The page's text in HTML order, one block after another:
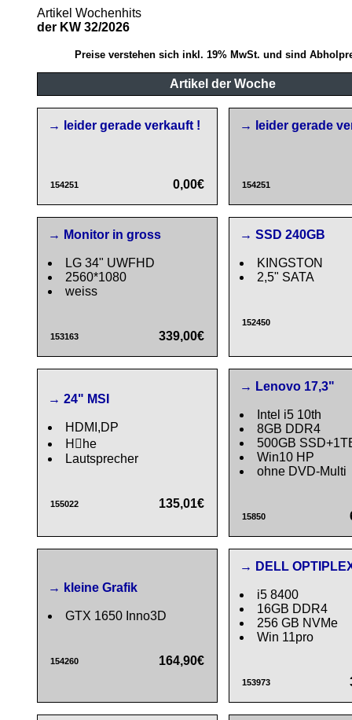
Artikel Wochenhits
der KW 32/2026
Preise verstehen sich inkl. 19% MwSt. und sind
Artikel der Woche
→ leider gerade verkauft !
154251 0,00€
→ leider gerade
154251
→ Monitor in gross
LG 34" UWFHD
2560*1080
weiss
153163 339,00€
→ SSD 240GB
KINGSTON
2,5" SATA
152450
→ 24" MSI
HDMI,DP
Hِhe
Lautsprecher
155022 135,01€
→ Lenovo 17,3"
Intel i5 10th
8GB DDR4
500GB
Win10 HP
ohne DVD-Multi
15850
→ kleine Grafik
GTX 1650 Inno3D
154260 164,90€
→ DELL
i5 8400
16GB DDR4
256 GB NVMe
Win 11pro
153973